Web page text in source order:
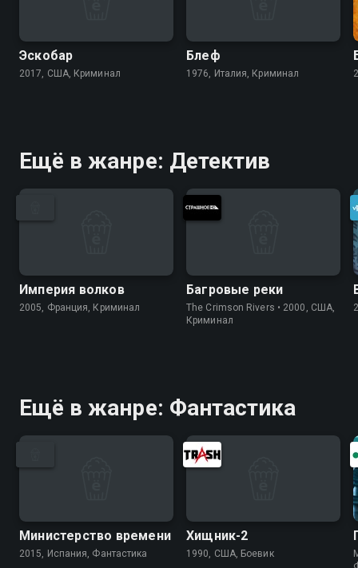
Эскобар
2017, США, Криминал
Блеф
1976, Италия, Криминал
Ещё в жанре: Детектив
Империя волков
2005, Франция, Криминал
Багровые реки
The Crimson Rivers • 2000, США,
Криминал
Ещё в жанре: Фантастика
Министерство времени
2015, Испания, Фантастика
Хищник-2
1990, США, Боевик